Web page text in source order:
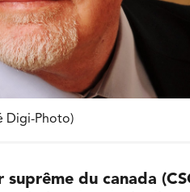
Digi-Photo)
du canada